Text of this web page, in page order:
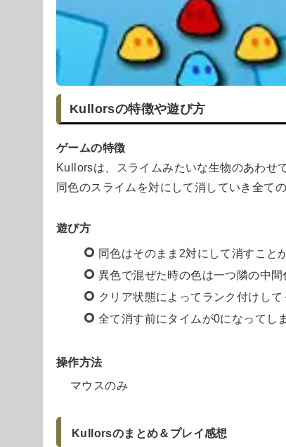
Kullorsの特徴や遊び方
ゲームの特徴
Kullorsは、スライムみたいな生物のあわせ
同色のスライムを対にして消していき全て
遊び方
同色はそのまま2対にして消すこと
異色で混ぜた時の色は一つ隣の中
クリア状態によってランク付けして
全て消す前にタイムが0になってし
操作方法
マウスのみ
Kullorsのまとめ＆プレイ感想